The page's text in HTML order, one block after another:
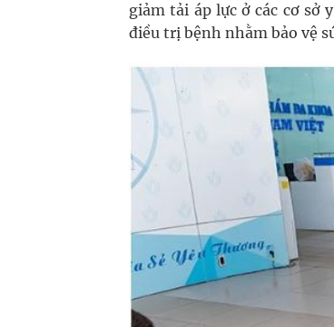
giảm tải áp lực ở các cơ sở
điều trị bệnh nhằm bảo vệ